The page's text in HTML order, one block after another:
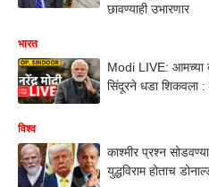
छावण्याही उभारणार
भारत
Modi LIVE: आमच्या
सिंदूरने धडा शिकवला :
विश्व
काश्मीर प्रश्न
युद्धविराम होताच